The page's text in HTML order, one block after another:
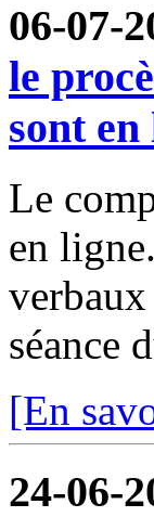
06-07-
le
sont en
Le
en
séance
[En
24-06-